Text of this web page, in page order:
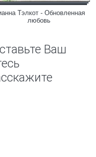
Тэлкот - Обновленная
любовь
Ваш